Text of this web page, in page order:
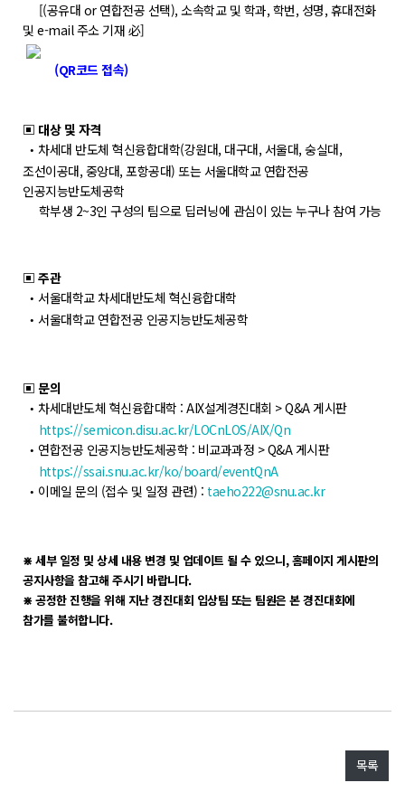
[(공유대 or 연합전공 선택), 소속학교 및 학과, 학번, 성명, 휴대전화
및 e-mail 주소 기재 必]
(QR코드 접속)
▣ 대상 및 자격
• 차세대 반도체 혁신융합대학(강원대, 대구대, 서울대, 숭실대,
조선이공대, 중앙대, 포항공대) 또는 서울대학교 연합전공
인공지능반도체공학
학부생 2~3인 구성의 팀으로 딥러닝에 관심이 있는 누구나 참여 가능
▣ 주관
• 서울대학교 차세대반도체 혁신융합대학
• 서울대학교 연합전공 인공지능반도체공학
▣ 문의
• 차세대반도체 혁신융합대학 : AIX설계경진대회 > Q&A 게시판
https://semicon.disu.ac.kr/LOCnLOS/AIX/Qn
• 연합전공 인공지능반도체공학 : 비교과과정 > Q&A 게시판
https://ssai.snu.ac.kr/ko/board/eventQnA
• 이메일 문의 (접수 및 일정 관련) : taeho222@snu.ac.kr
⋇ 세부 일정 및 상세 내용 변경 및 업데이트 될 수 있으니, 홈페이지 게시판의
공지사항을 참고해 주시기 바랍니다.
⋇ 공정한 진행을 위해 지난 경진대회 입상팀 또는 팀원은 본 경진대회에
참가를 불허합니다.
목록